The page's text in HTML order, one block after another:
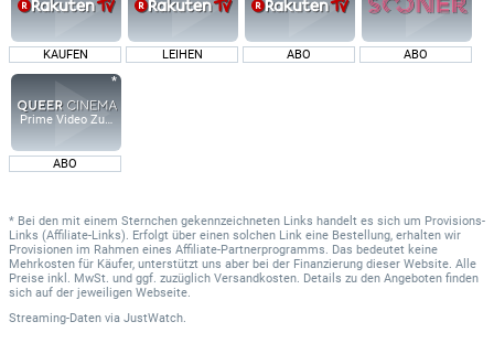
KAUFEN LEIHEN ABO ABO
Prime Video Zusatz-Kanäle
ABO
* Bei den mit einem Sternchen gekennzeichneten Links handelt es sich um Provisions-
Links (Affiliate-Links). Erfolgt über einen solchen Link eine Bestellung, erhalten wir
Provisionen im Rahmen eines Affiliate-Partnerprogramms. Das bedeutet keine
Mehrkosten für Käufer, unterstützt uns aber bei der Finanzierung dieser Website. Alle
Preise inkl. MwSt. und ggf. zuzüglich Versandkosten. Details zu den Angeboten finden
sich auf der jeweiligen Webseite.
Streaming-Daten via JustWatch.